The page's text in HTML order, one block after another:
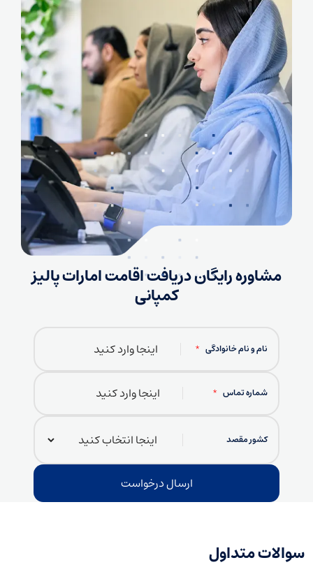
مشاوره رایگان دریافت اقامت امارات پالیز
کمپانی
نام و نام خانوادگی *
شماره تماس *
کشور مقصد
سوالات متداول